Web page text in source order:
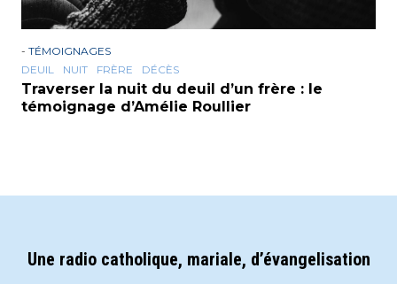
- TÉMOIGNAGES
DEUIL
NUIT FRÈRE DÉCÈS
Traverser la nuit du deuil d’un frère : le
témoignage d’Amélie Roullier
Une radio catholique, mariale, d’évangelisation